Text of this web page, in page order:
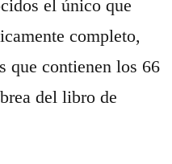
el único que
completo,
que contienen los 66
del libro de